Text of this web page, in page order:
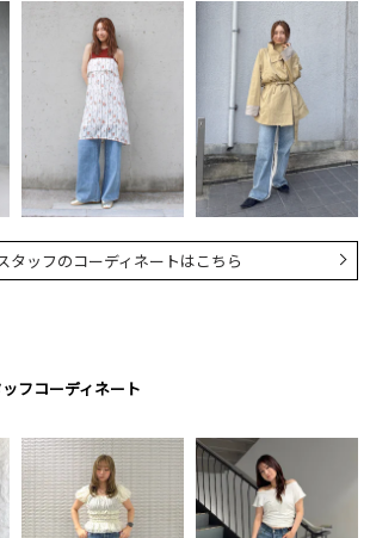
タッフのコーディネートはこちら
フコーディネート